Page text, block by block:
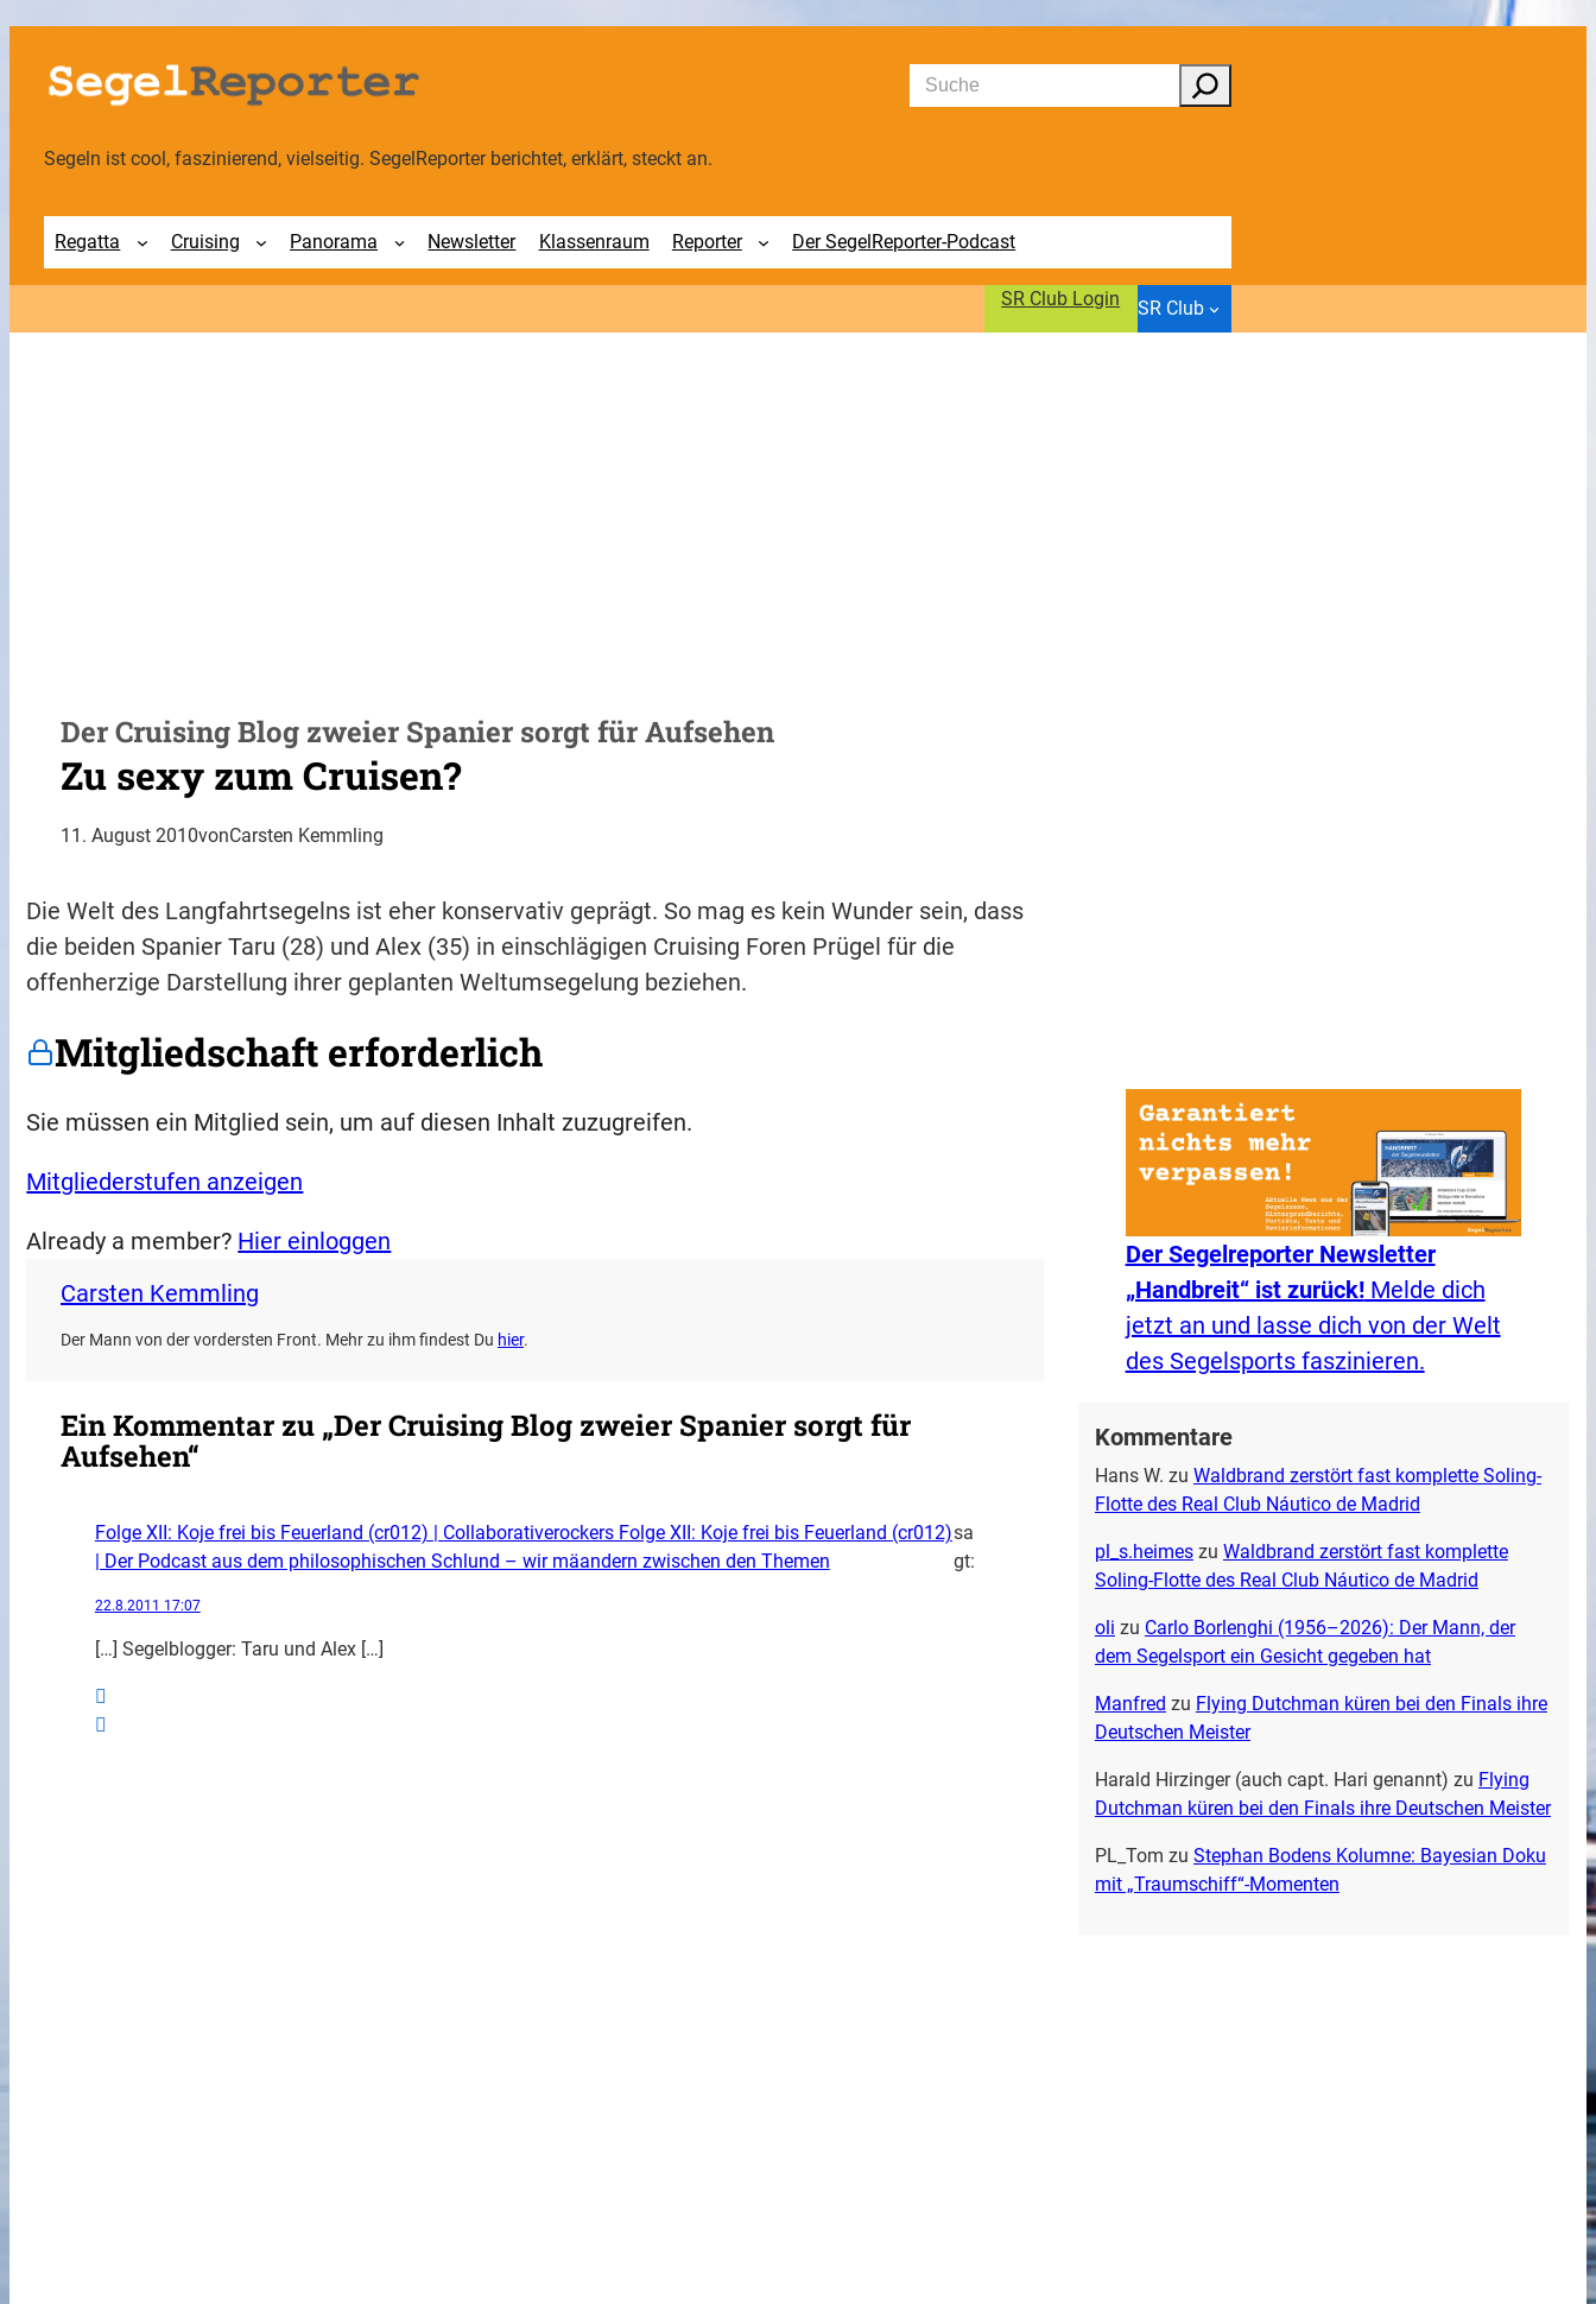
Zum
Inhalt
springen
Suchen
Segeln ist cool, faszinierend, vielseitig. SegelReporter berichtet, erklärt, steckt an.
Regatta Cruising Panorama Newsletter Klassenraum Reporter Der SegelReporter-Podcast
SR Club Login SR Club
Der Cruising Blog zweier Spanier sorgt für Aufsehen
Zu sexy zum Cruisen?
11. August 2010vonCarsten Kemmling
Die Welt des Langfahrtsegelns ist eher konservativ geprägt. So mag es kein Wunder sein, dass
die beiden Spanier Taru (28) und Alex (35) in einschlägigen Cruising Foren Prügel für die
offenherzige Darstellung ihrer geplanten Weltumsegelung beziehen.
Mitgliedschaft erforderlich
Sie müssen ein Mitglied sein, um auf diesen Inhalt zuzugreifen.
Mitgliederstufen anzeigen
Already a member? Hier einloggen
Carsten Kemmling
Der Mann von der vordersten Front. Mehr zu ihm findest Du hier.
Ein Kommentar zu „Der Cruising Blog zweier Spanier sorgt für
Aufsehen“
Folge XII: Koje frei bis Feuerland (cr012) | Collaborativerockers Folge XII: Koje frei bis Feuerland (cr012)
| Der Podcast aus dem philosophischen Schlund – wir mäandern zwischen den Themen
sa
gt:
22.8.2011 17:07
[…] Segelblogger: Taru und Alex […]
Der Segelreporter Newsletter
„Handbreit“ ist zurück!Melde dich
jetzt an und lasse dich von der Welt
des Segelsports faszinieren.
Kommentare
Hans W. zu Waldbrand zerstört fast komplette Soling-
Flotte des Real Club Náutico de Madrid
pl_s.heimeszu Waldbrand zerstört fast komplette
Soling-Flotte des Real Club Náutico de Madrid
oli zu Carlo Borlenghi (1956–2026): Der Mann, der
dem Segelsport ein Gesicht gegeben hat
Manfred zu Flying Dutchman küren bei den Finals ihre
Deutschen Meister
Harald Hirzinger (auch capt. Hari genannt) zu Flying
Dutchman küren bei den Finals ihre Deutschen Meister
PL_Tom zu Stephan Bodens Kolumne: Bayesian Doku
mit „Traumschiff“-Momenten